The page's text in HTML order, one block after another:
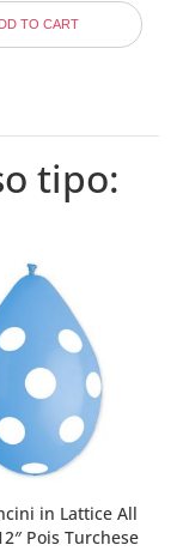
TO CART
tipo:
in Lattice All
Pois Turchese